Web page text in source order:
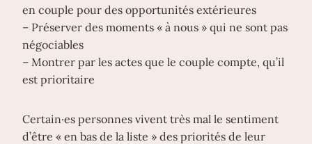
en couple pour des opportunités extérieures
– Préserver des moments « à nous » qui ne sont pas
négociables
– Montrer par les actes que le couple compte, qu’il
est prioritaire
Certain·es personnes vivent très mal le sentiment
d’être « en bas de la liste » des priorités de leur